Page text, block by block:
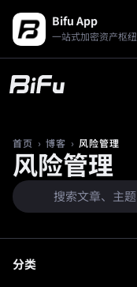
Bifu App
一站式加密资产枢纽
首页 › 博客 › 风险管理
风险管理
分类